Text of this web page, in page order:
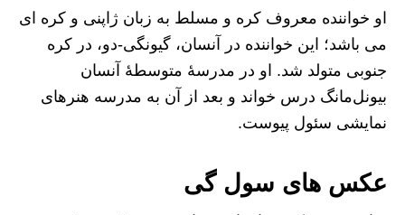
او خواننده معروف کره و مسلط به زبان ژاپنی و کره ای
می باشد؛ این خواننده در آنسان، گیونگی-دو، در کره
جنوبی متولد شد. او در مدرسهٔ متوسطهٔ آنسان
بیونل‌مانگ درس خواند و بعد از آن به مدرسه‌ هنرهای
نمایشی سئول پیوست.
عکس های سول گی